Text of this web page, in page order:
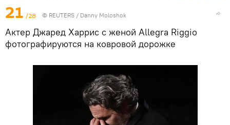
21 /28 © REUTERS / Danny Moloshok
Актер Джаред Харрис с женой Allegra Riggio
фотографируются на ковровой дорожке